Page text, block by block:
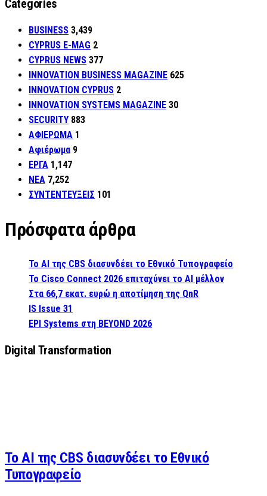
Categories
BUSINESS 3,439
CYPRUS E-MAG 2
CYPRUS NEWS 377
INNOVATION BUSINESS MAGAZINE 625
INNOVATION CYPRUS 2
INNOVATION SYSTEMS MAGAZINE 30
SECURITY 883
ΑΦΙΕΡΩΜΑ 1
Αφιέρωμα 9
ΕΡΓΑ 1,147
ΝΕΑ 7,252
ΣΥΝΤΕΝΤΕΥΞΕΙΣ 101
Πρόσφατα άρθρα
Το AI της CBS διασυνδέει το Εθνικό Τυπογραφείο
Το Cisco Connect 2026 επιταχύνει το AI μέλλον
Στα 66,7 εκατ. ευρώ η αποτίμηση της QnR
IS Issue 31
EPI Systems στη BEYOND 2026
Digital Transformation
Το AI της CBS διασυνδέει το Εθνικό
Τυπογραφείο